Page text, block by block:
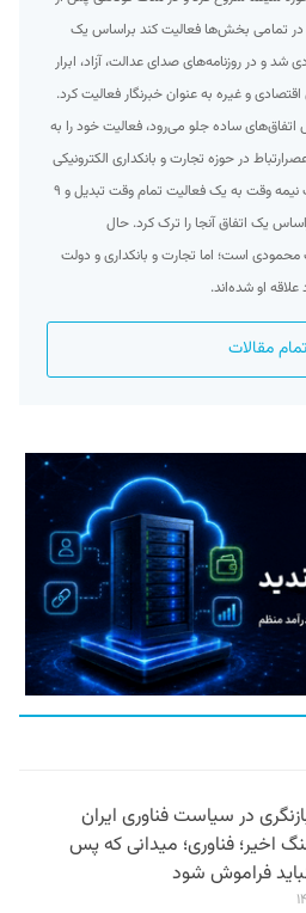
در تمامی بخش‌ها فعالیت کند براساس یک
شد و در روزنامه‌های صدای عدالت، آزاد، ابرار
و غیره به عنوان خبرنگار فعالیت کرد.
ساده جلو می‌رود، فعالیت خود را به
در حوزه تجارت و بانکداری الکترونیکی
آغاز کرد و پس از مدتی این فعالیت نیمه وقت به یک فعالیت تمام وقت تبدیل و ۹
یک اتفاق آنجا را ترک کرد. حال
است؛ اما تجارت و بانکداری و دولت
علاقه او شده‌اند.
تمام مقالات
در سیاست فناوری ایران
اخیر؛ فناوری؛ میدانی که پس
فراموش شود